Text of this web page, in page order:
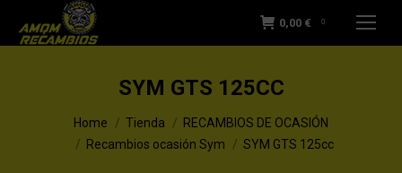
0,00 € 0
SYM GTS 125CC
You are here:Home Tienda
RECAMBIOS DE OCASIÓN
Recambios ocasión Sym
SYM GTS 125cc